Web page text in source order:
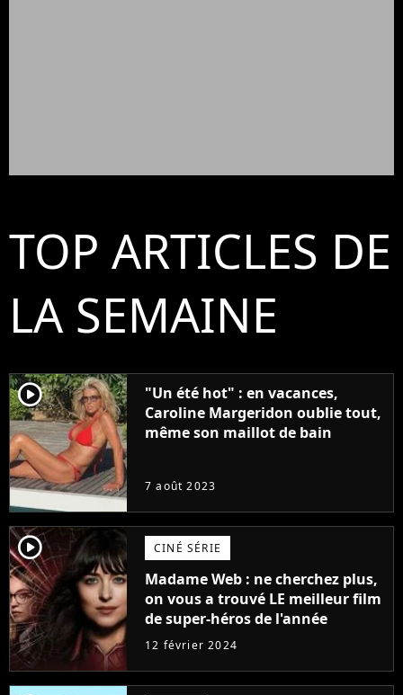
TOP ARTICLES DE
LA SEMAINE
player2
"Un été hot" : en vacances,
Caroline Margeridon oublie tout,
même son maillot de bain
7 août 2023
player2 CINÉ SÉRIE
Madame Web : ne cherchez plus,
on vous a trouvé LE meilleur film
de super-héros de l'année
12 février 2024